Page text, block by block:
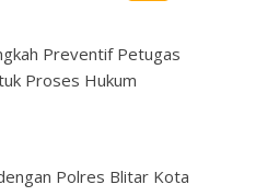
Preventif Petugas
Proses Hukum
Polres Blitar Kota